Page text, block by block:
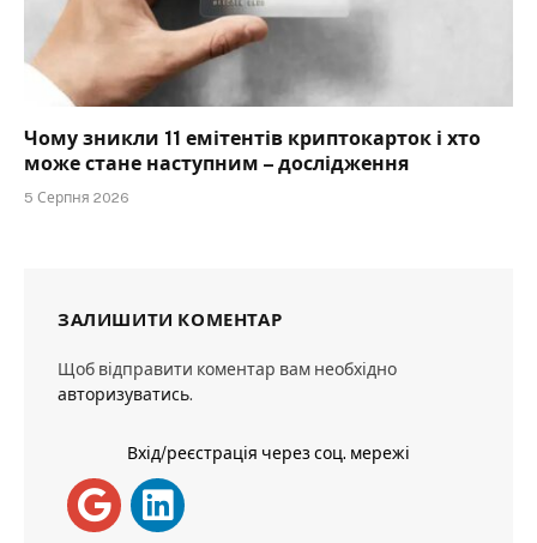
Чому зникли 11 емітентів криптокарток і хто
може стане наступним – дослідження
5 Серпня 2026
ЗАЛИШИТИ КОМЕНТАР
Щоб відправити коментар вам необхідно
авторизуватись.
Вхід/реєстрація через соц. мережі